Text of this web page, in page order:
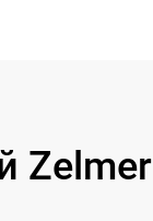
Zelmer